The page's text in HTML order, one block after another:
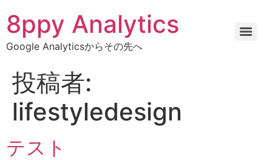
8ppy Analytics
Google Analyticsからその先へ
投稿者:
lifestyledesign
テスト